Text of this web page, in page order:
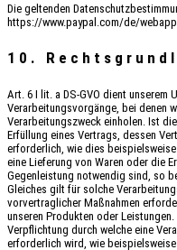
Die geltenden
https://www.paypal.com/de/
10.
Art. 6 I lit. a DS-GVO dient unserem
Verarbeitungsvorgänge, bei denen
Verarbeitungszweck einholen. Ist
Erfüllung eines Vertrags, dessen
erforderlich, wie dies
eine Lieferung von Waren oder die
Gegenleistung notwendig sind, so
Gleiches gilt für solche
vorvertraglicher Maßnahmen
unseren Produkten oder
Verpflichtung durch welche eine
erforderlich wird, wie